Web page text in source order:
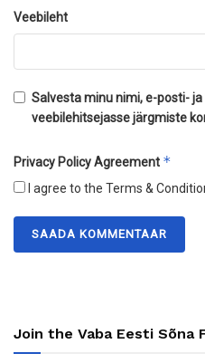
Veebileht
Salvesta minu nimi, e-posti-
veebilehitsejasse järgmiste
Privacy Policy Agreement *
I agree to the Terms &
Join the Vaba Eesti Sõna